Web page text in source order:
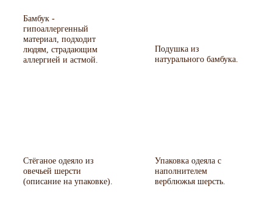
Бамбук -
гипоаллергенный
материал, подходит
людям, страдающим
аллергией и астмой.
Подушка из
натурального бамбука.
Стёганое одеяло из
овечьей шерсти
(описание на упаковке).
Упаковка одеяла с
наполнителем
верблюжья шерсть.